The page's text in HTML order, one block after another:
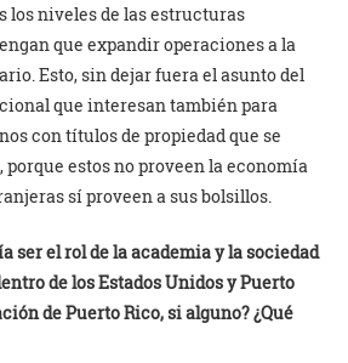
los niveles de las estructuras
que expandir operaciones a la
Esto, sin dejar fuera el asunto del
que interesan también para
con títulos de propiedad que se
porque estos no proveen la economía
sí proveen a sus bolsillos.
ser el rol de la academia y la sociedad
de los Estados Unidos y Puerto
de Puerto Rico, si alguno? ¿Qué